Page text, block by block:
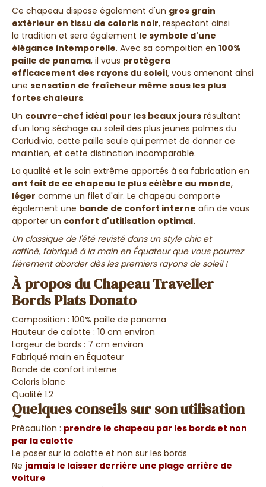
Ce chapeau dispose également d'un gros grain
extérieur en tissu de coloris noir, respectant ainsi
la tradition et sera également le symbole d'une
élégance intemporelle. Avec sa compoition en 100%
paille de panama, il vous protègera
efficacement des rayons du soleil, vous amenant ainsi
une sensation de fraîcheur même sous les plus
fortes chaleurs.
Un couvre-chef idéal pour les beaux jours résultant
d'un long séchage au soleil des plus jeunes palmes du
Carludivia, cette paille seule qui permet de donner ce
maintien, et cette distinction incomparable.
La qualité et le soin extrême apportés à sa fabrication en
ont fait de ce chapeau le plus célèbre au monde,
léger comme un filet d'air. Le chapeau comporte
également une bande de confort interne afin de vous
apporter un confort d'utilisation optimal.
Un classique de l'été revisté dans un style chic et
raffiné, fabriqué à la main en Équateurque vous pourrez
fièrement aborder dès les premiers rayons de soleil !
À propos du Chapeau Traveller
Bords Plats Donato
Composition : 100% paille de panama
Hauteur de calotte : 10 cm environ
Largeur de bords : 7 cm environ
Fabriqué main en Équateur
Bande de confort interne
Coloris blanc
Qualité 1.2
Quelques conseils sur son utilisation
Précaution : prendre le chapeau par les bords et non
par la calotte
Le poser sur la calotte et non sur les bords
Ne jamais le laisser derrière une plage arrière de
voiture